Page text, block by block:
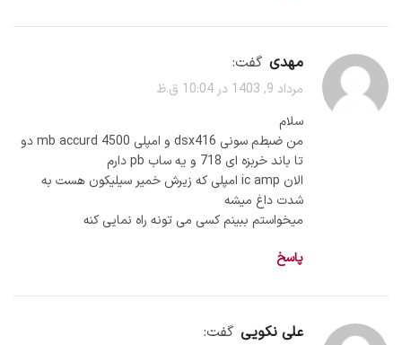
مهدی گفت:
مرداد 9, 1403 در 10:04 ق.ظ
سلام
من ضبطم سونی dsx416 و امپلی mb accurd 4500 دو
تا باند خربزه ای 718 و یه ساب pb دارم
الان ic amp امپلی که زیرش خمیر سیلیکون هست به
شدت داغ میشه
میخواستم ببینم کسی می تونه راه نمایی کنه
پاسخ
علی نکویی گفت: